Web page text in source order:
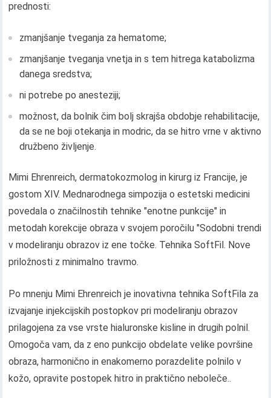
prednosti:
zmanjšanje tveganja za hematome;
zmanjšanje tveganja vnetja in s tem hitrega katabolizma
danega sredstva;
ni potrebe po anesteziji;
možnost, da bolnik čim bolj skrajša obdobje rehabilitacije,
da se ne boji otekanja in modric, da se hitro vrne v aktivno
družbeno življenje.
Mimi Ehrenreich, dermatokozmolog in kirurg iz Francije, je
gostom XIV. Mednarodnega simpozija o estetski medicini
povedala o značilnostih tehnike "enotne punkcije" in
metodah korekcije obraza v svojem poročilu "Sodobni trendi
v modeliranju obrazov iz ene točke. Tehnika SoftFil. Nove
priložnosti z minimalno travmo.
Po mnenju Mimi Ehrenreich je inovativna tehnika SoftFila za
izvajanje injekcijskih postopkov pri modeliranju obrazov
prilagojena za vse vrste hialuronske kisline in drugih polnil.
Omogoča vam, da z eno punkcijo obdelate velike površine
obraza, harmonično in enakomerno porazdelite polnilo v
kožo, opravite postopek hitro in praktično neboleče..